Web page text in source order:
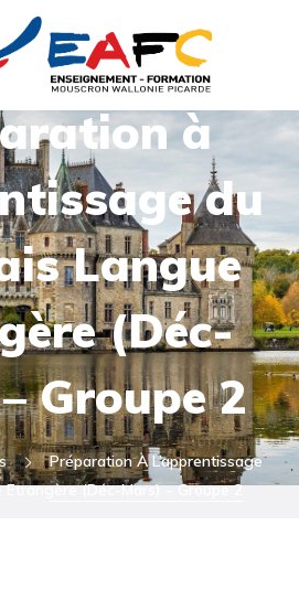
à
du
Langue
(Déc-
Groupe 2
Préparation À L’apprentissage
Etrangère (Déc-Mars) – Groupe 2